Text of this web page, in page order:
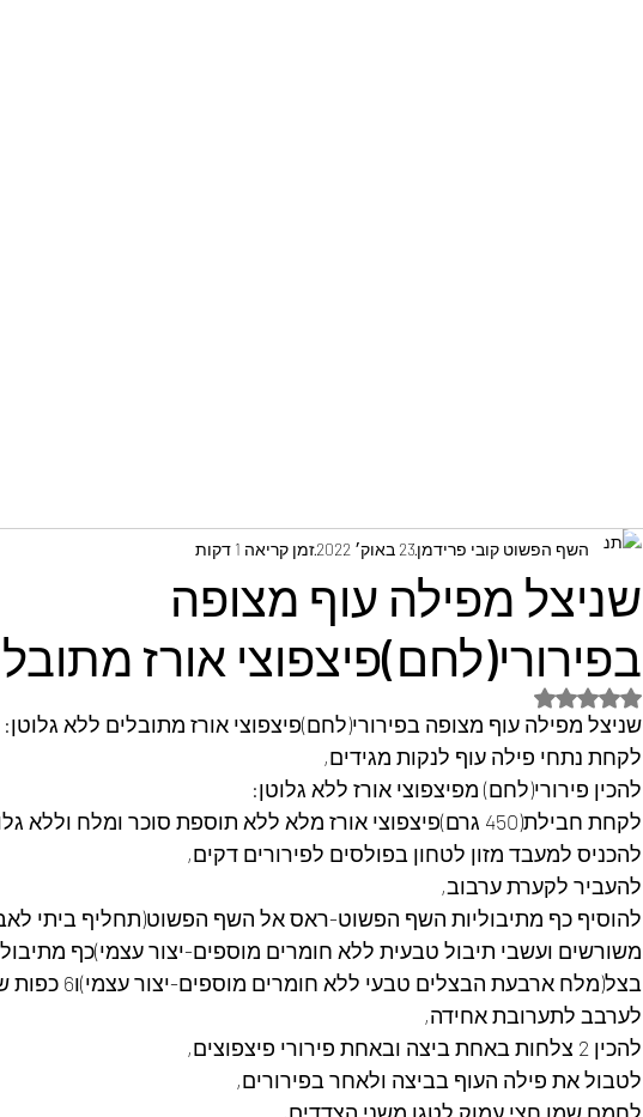
שניצל מפילה עוף מצופה
בפירורי(לחם)פיצפוצי אורז
השף הפשוט קובי פרידמן23 באוק׳ 2022 זמן קריאה 1 דקות
דירוג של NaN מתוך 5 כוכבים
שניצל מפילה עוף מצופה בפירורי(לחם)פיצפוצי אורז מתובלים ללא גלוטן:
לקחת נתחי פילה עוף לנקות מגידים,
להכין פירורי(לחם) מפיצפוצי אורז ללא גלוטן:
לקחת חבילת(450 גרם)פיצפוצי אורז מלא ללא תוספת סוכר ומלח וללא גלוטן,
להכניס למעבד מזון לטחון בפולסים לפירורים דקים,
להעביר לקערת ערבוב,
להוסיף כף מתיבוליות השף הפשוט-ראס אל השף הפשוט(תחליף ביתי
משורשים ועשבי תיבול טבעית ללא חומרים מוספים-יצור עצמי)כף
בצל(מלח ארבעת הבצלים טבעי ללא חומרים מוספים-יצור עצמי)ו6 כפות שומשום קלוי,
לערבב לתערובת אחידה,
להכין 2 צלחות באחת ביצה ובאחת פירורי פיצפוצים,
לטבול את פילה העוף בביצה ולאחר בפירורים,